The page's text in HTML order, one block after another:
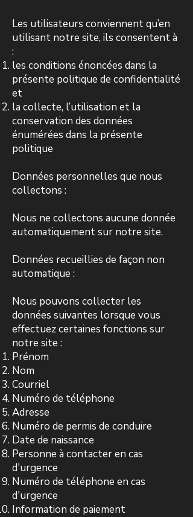
Les utilisateurs conviennent qu’en
utilisant notre site, ils consentent à
:
les conditions énoncées dans la
présente politique de confidentialité
et
la collecte, l’utilisation et la
conservation des données
énumérées dans la présente
politique
Données personnelles que nous
collectons :
Nous ne collectons aucune donnée
automatiquement sur notre site.
Données recueillies de façon non
automatique :
Nous pouvons collecter les
données suivantes lorsque vous
effectuez certaines fonctions sur
notre site :
Prénom
Nom
Courriel
​Numéro de téléphone​
Adresse
Numéro de permis de conduire
Date de naissance
Personne à contacter en cas
d'urgence
Numéro de téléphone en cas
d'urgence
Information de paiement